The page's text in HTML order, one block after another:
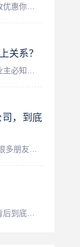
关系？
，到底